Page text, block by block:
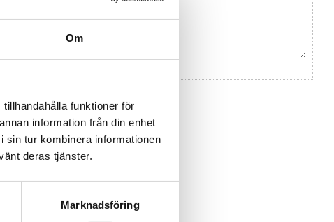
Om
funktioner för
information från din enhet
sin tur kombinera informationen
deras tjänster.
Marknadsföring
ett omdöme.